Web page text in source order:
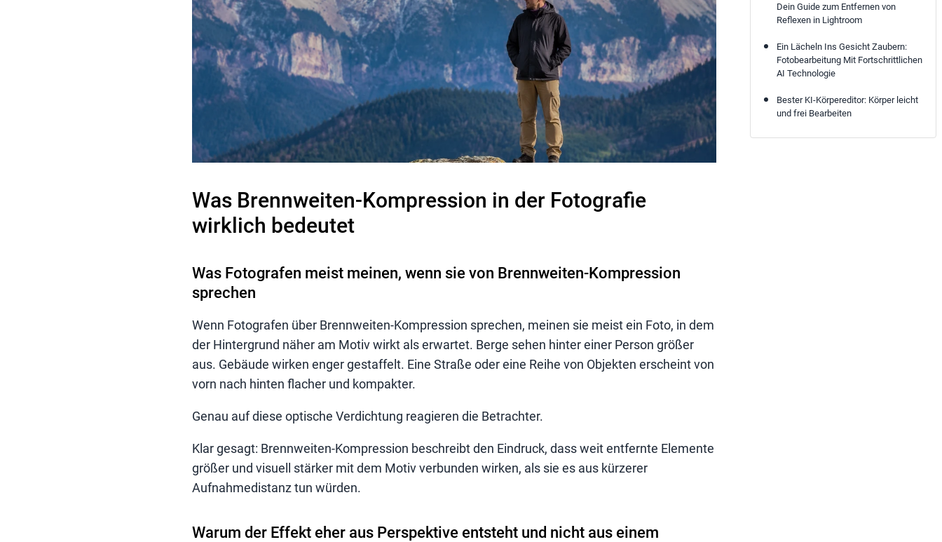
Was Brennweiten-Kompression in der Fotografie
wirklich bedeutet
Was Fotografen meist meinen, wenn sie von Brennweiten-Kompression
sprechen
Wenn Fotografen über Brennweiten-Kompression sprechen, meinen sie meist ein Foto, in dem
der Hintergrund näher am Motiv wirkt als erwartet. Berge sehen hinter einer Person größer
aus. Gebäude wirken enger gestaffelt. Eine Straße oder eine Reihe von Objekten erscheint von
vorn nach hinten flacher und kompakter.
Genau auf diese optische Verdichtung reagieren die Betrachter.
Klar gesagt: Brennweiten-Kompression beschreibt den Eindruck, dass weit entfernte Elemente
größer und visuell stärker mit dem Motiv verbunden wirken, als sie es aus kürzerer
Aufnahmedistanz tun würden.
Warum der Effekt eher aus Perspektive entsteht und nicht aus einem
Dein Guide zum Entfernen von
Reflexen in Lightroom
Ein Lächeln Ins Gesicht Zaubern:
Fotobearbeitung Mit Fortschrittlichen
AI Technologie
Bester KI-Körpereditor: Körper leicht
und frei Bearbeiten